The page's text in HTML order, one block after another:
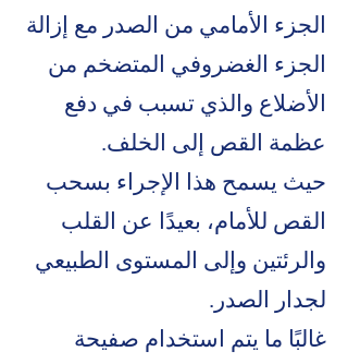
الجزء الأمامي من الصدر مع إزالة
الجزء الغضروفي المتضخم من
الأضلاع والذي تسبب في دفع
عظمة القص إلى الخلف.
حيث يسمح هذا الإجراء بسحب
القص للأمام، بعيدًا عن القلب
والرئتين وإلى المستوى الطبيعي
لجدار الصدر.
غالبًا ما يتم استخدام صفيحة